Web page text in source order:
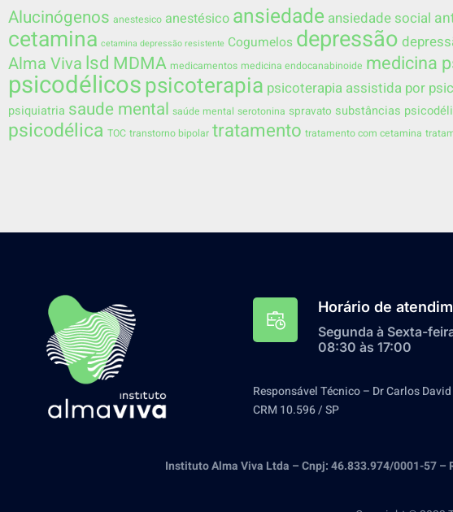
Alucinógenos anestesico anestésico ansiedade ansiedade social
cetamina cetamina depressão resistente Cogumelos depressão
Alma Viva lsd MDMA medicamentos medicina endocanabinoide medicina
psicodélicospsicoterapia psicoterapia assistida por
psiquiatria saude mental saúde mental serotonina spravato substâncias
psicodélica TOC transtorno bipolar tratamento tratamento com cetamina
Horário de
Segunda à Sexta-
08:30 às 17:00
Responsável Técnico – Dr Carlos
CRM 10.596 / SP
Instituto Alma Viva Ltda – Cnpj: 46.833.974/0001-57 –